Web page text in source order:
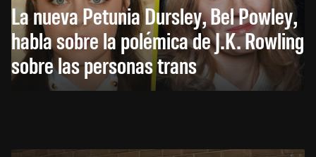
La nueva Petunia Dursley, Bel Powley,
habla sobre la polémica de J.K. Rowling
sobre las personas trans